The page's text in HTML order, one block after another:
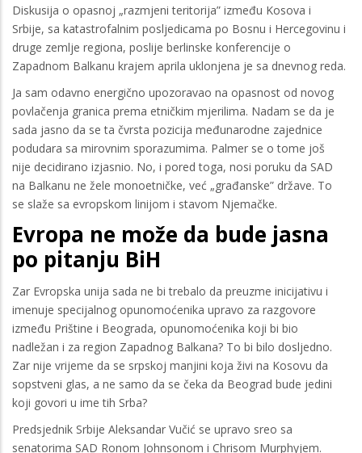
Diskusija o opasnoj „razmjeni teritorija” između Kosova i
Srbije, sa katastrofalnim posljedicama po Bosnu i Hercegovinu i
druge zemlje regiona, poslije berlinske konferencije o
Zapadnom Balkanu krajem aprila uklonjena je sa dnevnog reda.
Ja sam odavno energično upozoravao na opasnost od novog
povlačenja granica prema etničkim mjerilima. Nadam se da je
sada jasno da se ta čvrsta pozicija međunarodne zajednice
podudara sa mirovnim sporazumima. Palmer se o tome još
nije decidirano izjasnio. No, i pored toga, nosi poruku da SAD
na Balkanu ne žele monoetničke, već „građanske” države. To
se slaže sa evropskom linijom i stavom Njemačke.
Evropa ne može da bude jasna
po pitanju BiH
Zar Evropska unija sada ne bi trebalo da preuzme inicijativu i
imenuje specijalnog opunomoćenika upravo za razgovore
između Prištine i Beograda, opunomoćenika koji bi bio
nadležan i za region Zapadnog Balkana? To bi bilo dosljedno.
Zar nije vrijeme da se srpskoj manjini koja živi na Kosovu da
sopstveni glas, a ne samo da se čeka da Beograd bude jedini
koji govori u ime tih Srba?
Predsjednik Srbije Aleksandar Vučić se upravo sreo sa
senatorima SAD Ronom Johnsonom i Chrisom Murphyjem.